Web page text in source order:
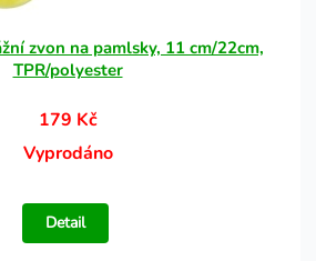
zvon na pamlsky, 11 cm/22cm,
TPR/polyester
179 Kč
Vyprodáno
Detail